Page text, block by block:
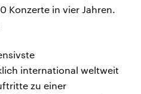
Konzerte in vier Jahren.
international weltweit
zu einer